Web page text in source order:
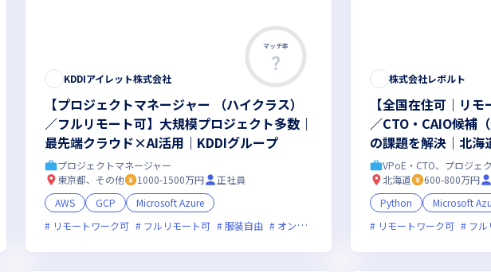
面接1回 女性エンジニアが活躍中
マッチ率
KDDIアイレット株式会社
【プロジェクトマネージャー （ハイクラス）
／フルリモート可】大規模プロジェクト多数｜
最先端クラウド×AI活用｜KDDIグループ
プロジェクトマネージャー
東京都、その他
1000-1500万円
正社員
AWS
GCP
Microsoft Azure
リモートワーク可
フルリモート可 服装自由 オンライン選考可 新技術に積極的 ベンチャ
株式会社レボルト
【全国在住可｜リ
／CTO・CAIO候補
の課題を解決｜北海
VPoE・CTO、プロジェ
北海道
600-800万円
Python
Microsoft
リモートワーク可
フル